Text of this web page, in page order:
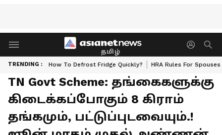
தமிழ்
TRENDING : How To Defrost Fridge Quickly? HRA Rules For Spouses
TN Govt Scheme: தங்கைகளுக்கு
கிடைக்கப்போகும் 8 கிராம்
தங்கமும், பட்டுப்புடவையும்.!